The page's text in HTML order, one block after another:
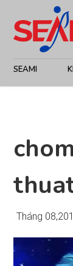
SEAMI
Tháng